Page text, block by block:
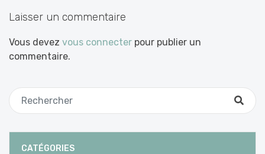
Laisser un commentaire
Vous devez vous connecter pour publier un
commentaire.
CATÉGORIES